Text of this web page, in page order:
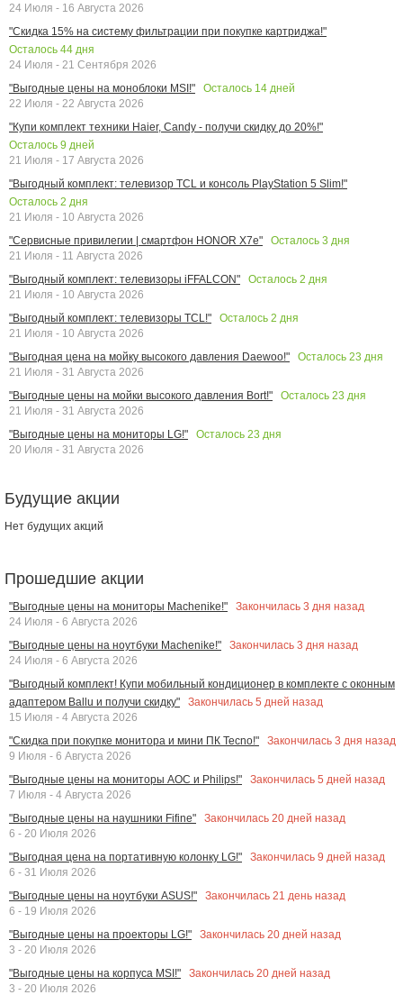
24 Июля - 16 Августа 2026
"Скидка 15% на систему фильтрации при покупке картриджа!"
Осталось 44 дня
24 Июля - 21 Сентября 2026
"Выгодные цены на моноблоки MSI!"
Осталось 14 дней
22 Июля - 22 Августа 2026
"Купи комплект техники Haier, Candy - получи скидку до 20%!"
Осталось 9 дней
21 Июля - 17 Августа 2026
"Выгодный комплект: телевизор TCL и консоль PlayStation 5 Slim!"
Осталось 2 дня
21 Июля - 10 Августа 2026
"Сервисные привилегии | смартфон HONOR X7e"
Осталось 3 дня
21 Июля - 11 Августа 2026
"Выгодный комплект: телевизоры iFFALCON"
Осталось 2 дня
21 Июля - 10 Августа 2026
"Выгодный комплект: телевизоры TCL!"
Осталось 2 дня
21 Июля - 10 Августа 2026
"Выгодная цена на мойку высокого давления Daewoo!"
Осталось 23 дня
21 Июля - 31 Августа 2026
"Выгодные цены на мойки высокого давления Bort!"
Осталось 23 дня
21 Июля - 31 Августа 2026
"Выгодные цены на мониторы LG!"
Осталось 23 дня
20 Июля - 31 Августа 2026
Будущие акции
Нет будущих акций
Прошедшие акции
"Выгодные цены на мониторы Machenike!" Закончилась 3 дня назад
24 Июля - 6 Августа 2026
"Выгодные цены на ноутбуки Machenike!"
Закончилась 3 дня назад
24 Июля - 6 Августа 2026
"Выгодный комплект! Купи мобильный кондиционер в комплекте с оконным
адаптером Ballu и получи скидку"
Закончилась 5 дней назад
15 Июля - 4 Августа 2026
"Скидка при покупке монитора и мини ПК Tecno!"
Закончилась 3 дня назад
9 Июля - 6 Августа 2026
"Выгодные цены на мониторы AOC и Philips!"
Закончилась 5 дней назад
7 Июля - 4 Августа 2026
"Выгодные цены на наушники Fifine"
Закончилась 20 дней назад
6 - 20 Июля 2026
"Выгодная цена на портативную колонку LG!"
Закончилась 9 дней назад
6 - 31 Июля 2026
"Выгодные цены на ноутбуки ASUS!"
Закончилась 21 день назад
6 - 19 Июля 2026
"Выгодные цены на проекторы LG!"
Закончилась 20 дней назад
3 - 20 Июля 2026
"Выгодные цены на корпуса MSI!"
Закончилась 20 дней назад
3 - 20 Июля 2026